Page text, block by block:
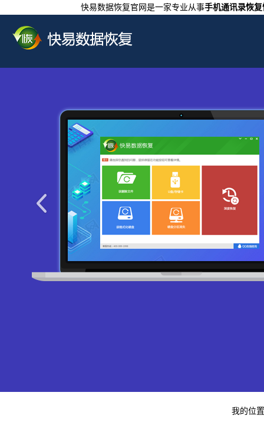
快易数据恢复官网是一家专业从事手机通讯录恢
我的位